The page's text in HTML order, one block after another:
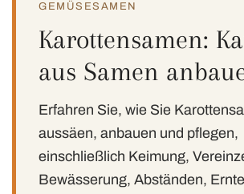
GEMÜSESAMEN
Karottensamen:
aus Samen
Erfahren Sie, wie Sie
aussäen, anbauen und pflegen,
einschließlich Keimung,
Bewässerung, Abständen,